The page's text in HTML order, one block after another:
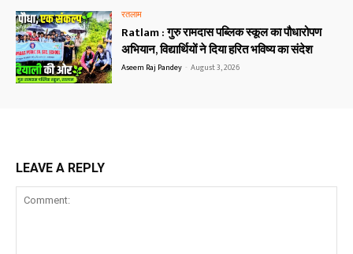
रतलाम
Ratlam : गुरु रामदास पब्लिक स्कूल का पौधारोपण
अभियान, विद्यार्थियों ने दिया हरित भविष्य का संदेश
Aseem Raj Pandey - August 3, 2026
LEAVE A REPLY